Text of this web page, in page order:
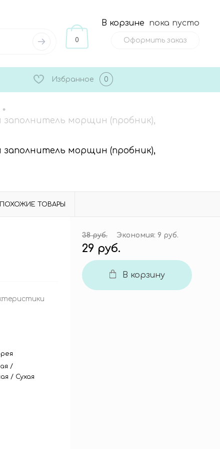
0
В корзине пока пусто
Оформить заказ
Избранное 0
•
морщин (пробник),
морщин (пробник),
ПОХОЖИЕ ТОВАРЫ
/
/ Сухая
38 руб. Экономия: 9 руб.
29 руб.
В корзину